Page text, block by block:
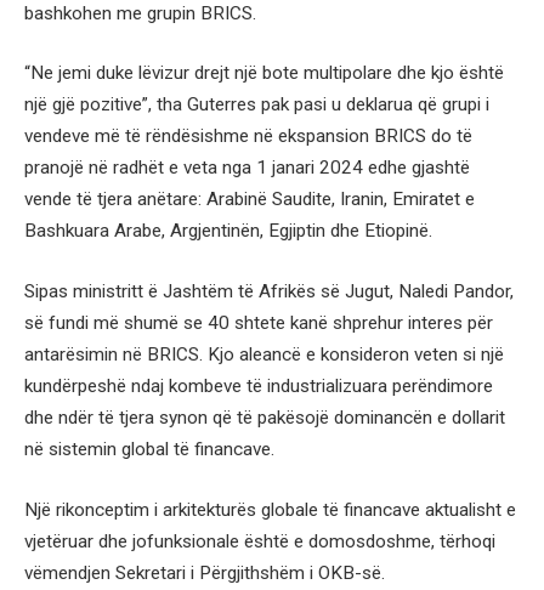
bashkohen me grupin BRICS.
“Ne jemi duke lëvizur drejt një bote multipolare dhe kjo është
një gjë pozitive”, tha Guterres pak pasi u deklarua që grupi i
vendeve më të rëndësishme në ekspansion BRICS do të
pranojë në radhët e veta nga 1 janari 2024 edhe gjashtë
vende të tjera anëtare: Arabinë Saudite, Iranin, Emiratet e
Bashkuara Arabe, Argjentinën, Egjiptin dhe Etiopinë.
Sipas ministritt ë Jashtëm të Afrikës së Jugut, Naledi Pandor,
së fundi më shumë se 40 shtete kanë shprehur interes për
antarësimin në BRICS. Kjo aleancë e konsideron veten si një
kundërpeshë ndaj kombeve të industrializuara perëndimore
dhe ndër të tjera synon që të pakësojë dominancën e dollarit
në sistemin global të financave.
Një rikonceptim i arkitekturës globale të financave aktualisht e
vjetëruar dhe jofunksionale është e domosdoshme, tërhoqi
vëmendjen Sekretari i Përgjithshëm i OKB-së.